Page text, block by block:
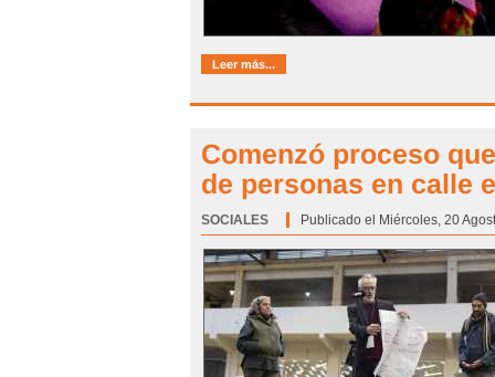
Leer más...
Comenzó proceso
de personas en calle
SOCIALES Publicado el Miércoles, 20